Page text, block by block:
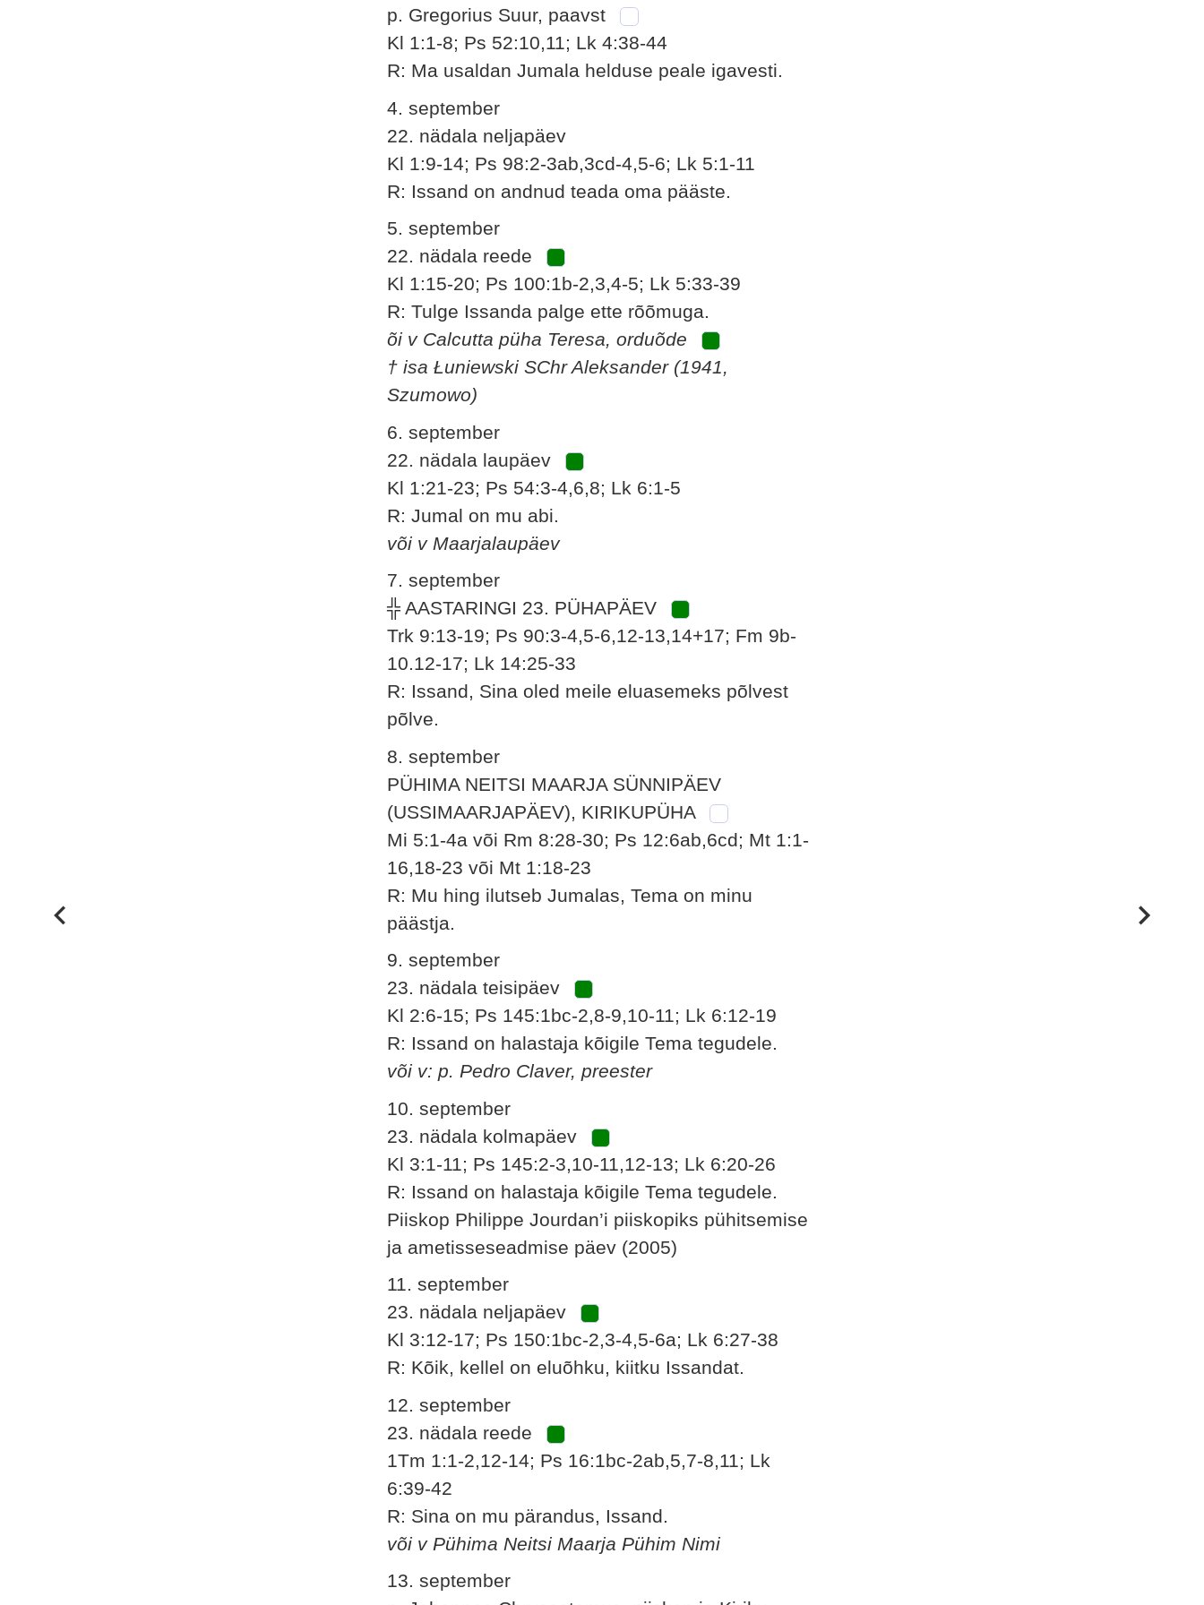
p. Gregorius Suur, paavst
Kl 1:1-8; Ps 52:10,11; Lk 4:38-44
R: Ma usaldan Jumala helduse peale igavesti.
4. september
22. nädala neljapäev
Kl 1:9-14; Ps 98:2-3ab,3cd-4,5-6; Lk 5:1-11
R: Issand on andnud teada oma pääste.
5. september
22. nädala reede
Kl 1:15-20; Ps 100:1b-2,3,4-5; Lk 5:33-39
R: Tulge Issanda palge ette rõõmuga.
õi v Calcutta püha Teresa, orduõde
† isa Łuniewski SChr Aleksander (1941,
Szumowo)
6. september
22. nädala laupäev
Kl 1:21-23; Ps 54:3-4,6,8; Lk 6:1-5
R: Jumal on mu abi.
või v Maarjalaupäev
7. september
╬ AASTARINGI 23. PÜHAPÄEV
Trk 9:13-19; Ps 90:3-4,5-6,12-13,14+17; Fm 9b-
10.12-17; Lk 14:25-33
R: Issand, Sina oled meile eluasemeks põlvest
põlve.
8. september
PÜHIMA NEITSI MAARJA SÜNNIPÄEV
(USSIMAARJAPÄEV), KIRIKUPÜHA
Mi 5:1-4a või Rm 8:28-30; Ps 12:6ab,6cd; Mt 1:1-
16,18-23 või Mt 1:18-23
R: Mu hing ilutseb Jumalas, Tema on minu
päästja.
9. september
23. nädala teisipäev
Kl 2:6-15; Ps 145:1bc-2,8-9,10-11; Lk 6:12-19
R: Issand on halastaja kõigile Tema tegudele.
või v: p. Pedro Claver, preester
10. september
23. nädala kolmapäev
Kl 3:1-11; Ps 145:2-3,10-11,12-13; Lk 6:20-26
R: Issand on halastaja kõigile Tema tegudele.
Piiskop Philippe Jourdan’i piiskopiks pühitsemise
ja ametisseseadmise päev (2005)
11. september
23. nädala neljapäev
Kl 3:12-17; Ps 150:1bc-2,3-4,5-6a; Lk 6:27-38
R: Kõik, kellel on eluõhku, kiitku Issandat.
12. september
23. nädala reede
1Tm 1:1-2,12-14; Ps 16:1bc-2ab,5,7-8,11; Lk
6:39-42
R: Sina on mu pärandus, Issand.
või v Pühima Neitsi Maarja Pühim Nimi
13. september